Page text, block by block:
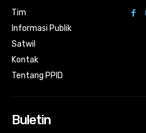
Tim
Informasi Publik
Satwil
Kontak
Tentang PPID
Buletin